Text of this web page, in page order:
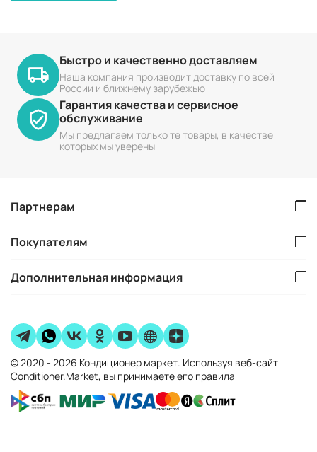
Быстро и качественно доставляем
Наша компания производит доставку по всей
России и ближнему зарубежью
Гарантия качества и сервисное
обслуживание
Мы предлагаем только те товары, в качестве
которых мы уверены
Партнерам
Покупателям
Дополнительная информация
© 2020 - 2026 Кондиционер маркет. Используя веб-сайт
Conditioner.Market, вы принимаете его правила